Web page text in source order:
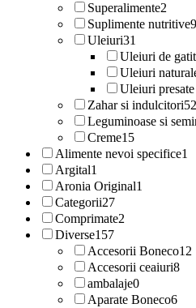
Superalimente2
Suplimente nutritive9
Uleiuri31
Uleiuri de gatit
Uleiuri
Uleiuri
Zahar si indulcitori52
Leguminoase si
Creme15
Alimente nevoi specifice1
Argital1
Aronia Original1
Categorii27
Comprimate2
Diverse157
Accesorii Boneco12
Accesorii ceaiuri8
ambalaje0
Aparate Boneco6